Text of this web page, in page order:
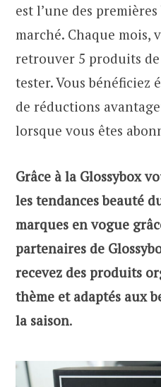
est l’une des
marché. Chaque mois,
retrouver 5 produits
tester. Vous bénéficiez
de réductions
lorsque vous êtes
Grâce à la Glossybox
les tendances beauté
marques en vogue
partenaires de
recevez des produits
thème et adaptés aux
la saison.